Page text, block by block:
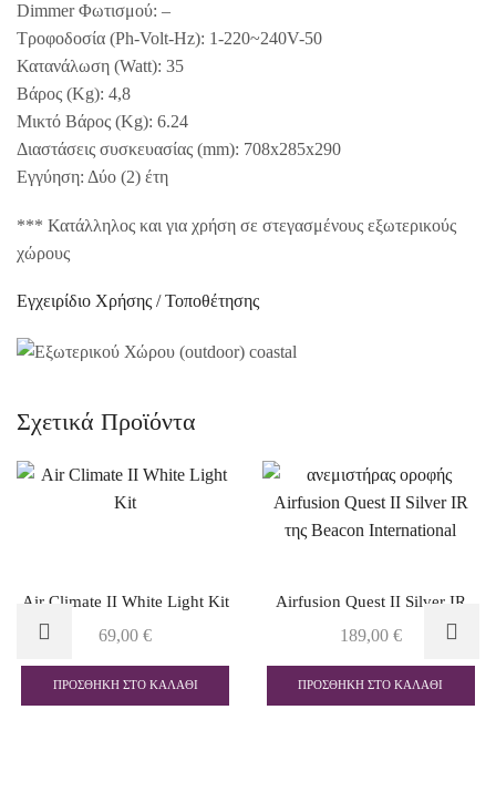
Dimmer Φωτισμού: –
Τροφοδοσία (Ph-Volt-Hz): 1-220~240V-50
Κατανάλωση (Watt): 35
Βάρος (Kg): 4,8
Μικτό Βάρος (Kg): 6.24
Διαστάσεις συσκευασίας (mm): 708x285x290
Εγγύηση: Δύο (2) έτη
*** Κατάλληλος και για χρήση σε στεγασμένους εξωτερικούς
χώρους
Εγχειρίδιο Χρήσης / Τοποθέτησης
Σχετικά Προϊόντα
Air Climate II White Light Kit
69,00€
ΠΡΟΣΘΉΚΗ ΣΤΟ ΚΑΛΆΘΙ
Airfusion Quest II Silver IR
189,00 €
ΠΡΟΣΘΉΚΗ ΣΤΟ ΚΑΛΆΘΙ